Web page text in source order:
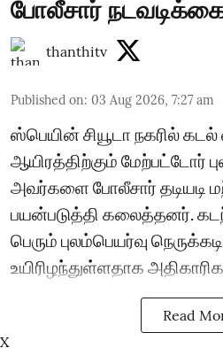
போலீசார்
thanthitv
Published on: 03 Aug 2026, 7:27 am
ஸ்பெயின் சியூடா நகரில்
ஆயிரத்திற்கும் மேற்பட்டோர்
அவர்களை போலீசார் தடியடி
பயன்படுத்தி கலைத்தனர்.
பெரும் புலம்பெயர்வு
உயிரிழந்துள்ளதாக
Read
X